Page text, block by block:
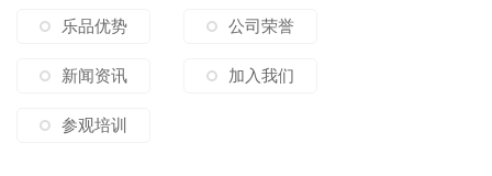
乐品优势 公司荣誉
新闻资讯 加入我们
参观培训